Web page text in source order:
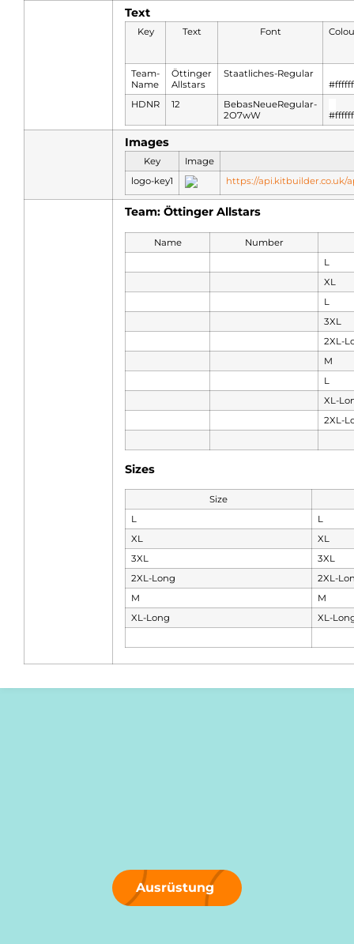
Text
Key Text Font
Team-
Name
Öttinger
Allstars
Staatliches-Regular
#ffffff
HDNR
12
BebasNeueRegular-
2O7wW
#ffffff
Images
Key
Image
logo-key1
https://api.kitbuilder.co.uk/
Team: Öttinger Allstars
Name
Number
L
XL
L
3XL
2XL-
M
L
XL-
2XL-
Sizes
Size
L
L
XL
XL
3XL
3XL
2XL-Long
2XL-
M
M
XL-Long
XL-
Ausrüstung